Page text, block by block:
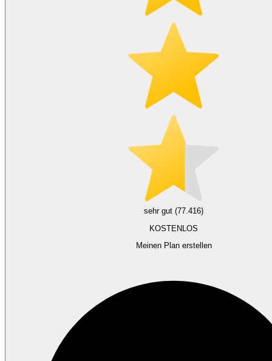
sehr gut (77.416)
KOSTENLOS
Meinen Plan erstellen